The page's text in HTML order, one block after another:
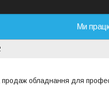
Ми
обладнання для